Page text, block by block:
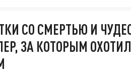
СО СМЕРТЬЮ И
ЗА КОТОРЫМ